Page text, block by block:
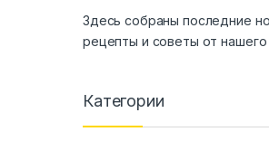
Здесь собраны последние
рецепты и советы от нашего
Категории